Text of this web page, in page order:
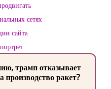
сетях
сайта
трамп отказывает
ракет?